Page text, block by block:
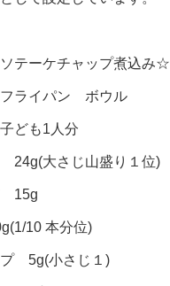
テーケチャップ煮込み☆
フライパン ボウル
子ども1人分
24g(大さじ山盛り１位)
15g
10 本分位)
プ 5g(小さじ１)